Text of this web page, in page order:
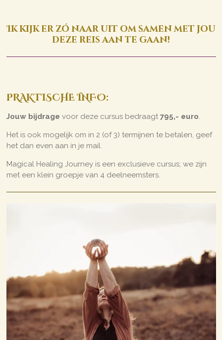
Ik kijk er zó naar uit om samen met jou
deze reis aan te gaan!
PRAKTISCHE INFO:
Jouw bijdrage voor deze cursus bedraagt795,- euro.
Het is ook mogelijk om in 2 (of 3) termijnen te betalen, geef
het dan even aan in je mail.
Magical Healing Journey is een exclusieve cursus; we zijn
met een klein groepje van 4 deelneemsters.